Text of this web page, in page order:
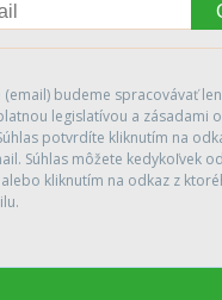
budeme spracovávať
legislatívou a zásadami
potvrdíte kliknutím na
Súhlas môžete kedykoľvek
kliknutím na odkaz z